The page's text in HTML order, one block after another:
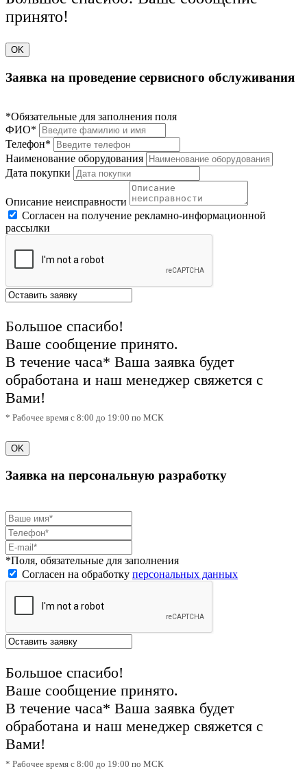
принято!
OK
Заявка на проведение сервисного обслуживания
*Обязательные для заполнения поля
ФИО*
Телефон*
Наименование оборудования
Дата покупки
Описание неисправности
Согласен на получение рекламно-информационной
рассылки
Большое спасибо!
Ваше сообщение принято.
В течение часа* Ваша заявка будет
обработана и наш менеджер свяжется с
Вами!
* Рабочее время с 8:00 до 19:00 по МСК
OK
Заявка на персональную разработку
*Поля, обязательные для заполнения
Согласен на обработку персональных данных
Большое спасибо!
Ваше сообщение принято.
В течение часа* Ваша заявка будет
обработана и наш менеджер свяжется с
Вами!
* Рабочее время с 8:00 до 19:00 по МСК